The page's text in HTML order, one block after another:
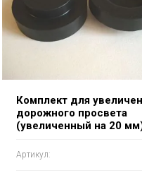
Комплект для
дорожного просвета
(увеличенный на 20
Артикул: